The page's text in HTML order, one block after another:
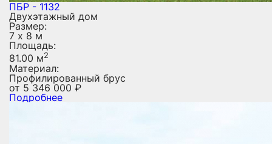
ПБР - 1132
Двухэтажный дом
Размер:
7 х 8 м
Площадь:
81.00 м2
Материал:
Профилированный брус
от 5 346 000 ₽
Подробнее